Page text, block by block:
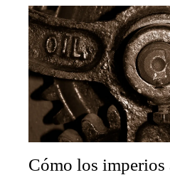
Cómo los imperios